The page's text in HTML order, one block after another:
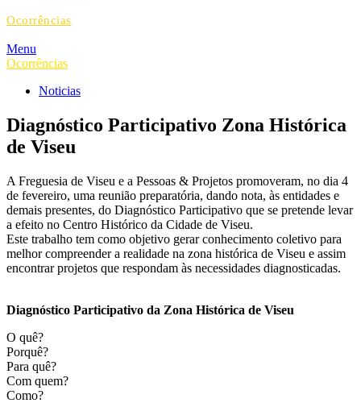
Ocorrências
Menu
Ocorrências
Noticias
Diagnóstico Participativo Zona Histórica
de Viseu
A Freguesia de Viseu e a Pessoas & Projetos promoveram, no dia 4
de fevereiro, uma reunião preparatória, dando nota, às entidades e
demais presentes, do Diagnóstico Participativo que se pretende levar
a efeito no Centro Histórico da Cidade de Viseu.
Este trabalho tem como objetivo gerar conhecimento coletivo para
melhor compreender a realidade na zona histórica de Viseu e assim
encontrar projetos que respondam às necessidades diagnosticadas.
Diagnóstico Participativo da Zona Histórica de Viseu
O quê?
Porquê?
Para quê?
Com quem?
Como?